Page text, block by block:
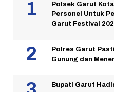
Polsek Garut
Personel Untuk
Garut Festival
Polres Garut
Gunung dan
Bupati Garut